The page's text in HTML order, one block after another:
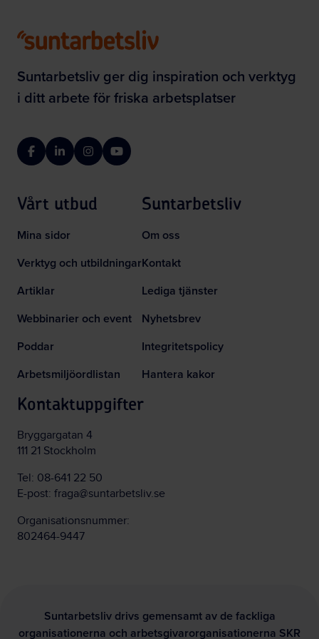
Suntarbetsliv ger dig inspiration och verktyg
i ditt arbete för friska arbetsplatser
FacebookLinkedInInstagramYouTube
Vårt utbud
Mina sidor
Verktyg och utbildningar
Artiklar
Webbinarier och event
Poddar
Arbetsmiljöordlistan
Suntarbetsliv
Om oss
Kontakt
Lediga tjänster
Nyhetsbrev
Integritetspolicy
Hantera kakor
Kontaktuppgifter
Bryggargatan 4
111 21 Stockholm
Tel: 08-641 22 50
E-post: fraga@suntarbetsliv.se
Organisationsnummer:
802464-9447
Suntarbetsliv drivs gemensamt av de fackliga
organisationerna och arbetsgivarorganisationerna SKR